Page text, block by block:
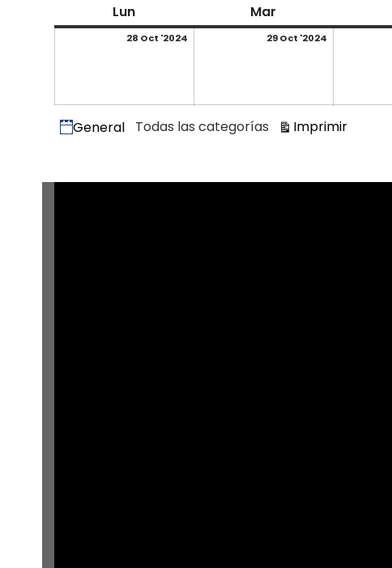
Lunlunes Mar
28 Oct '2024 29 Oct '2024
Categorías
General Todas las categorías ImprimirVistas